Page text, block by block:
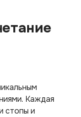
Каждая
стопы и